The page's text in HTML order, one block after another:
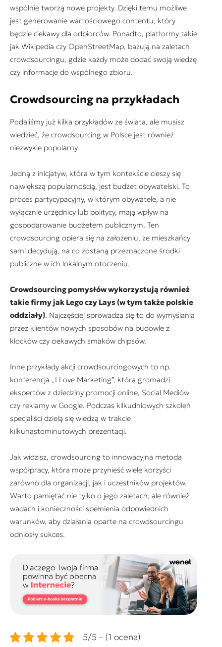
wspólnie tworzą nowe projekty. Dzięki temu możliwe
jest generowanie wartościowego contentu, który
będzie ciekawy dla odbiorców. Ponadto, platformy takie
jak Wikipedia czy OpenStreetMap, bazują na zaletach
crowdsourcingu, gdzie każdy może dodać swoją wiedzę
czy informacje do wspólnego zbioru.
Crowdsourcing na przykładach
Podaliśmy już kilka przykładów ze świata, ale musisz
wiedzieć, że crowdsourcing w Polsce jest również
niezwykle popularny.
Jedną z inicjatyw, która w tym kontekście cieszy się
największą popularnością, jest budżet obywatelski. To
proces partycypacyjny, w którym obywatele, a nie
wyłącznie urzędnicy lub politycy, mają wpływ na
gospodarowanie budżetem publicznym. Ten
crowdsourcing opiera się na założeniu, że mieszkańcy
sami decydują, na co zostaną przeznaczone środki
publiczne w ich lokalnym otoczeniu.
Crowdsourcing pomysłów wykorzystują również
takie firmy jak Lego czy Lays (w tym także polskie
oddziały). Najczęściej sprowadza się to do wymyślania
przez klientów nowych sposobów na budowle z
klocków czy ciekawych smaków chipsów.
Inne przykłady akcji crowdsourcingowych to np.
konferencja „I Love Marketing”, która gromadzi
ekspertów z dziedziny promocji online, Social Mediów
czy reklamy w Google. Podczas kilkudniowych szkoleń
specjaliści dzielą się wiedzą w trakcie
kilkunastominutowych prezentacji.
Jak widzisz, crowdsourcing to innowacyjna metoda
współpracy, która może przynieść wiele korzyści
zarówno dla organizacji, jak i uczestników projektów.
Warto pamiętać nie tylko o jego zaletach, ale również
wadach i konieczności spełnienia odpowiednich
warunków, aby działania oparte na crowdsourcingu
odniosły sukces.
5/5 - (1 ocena)